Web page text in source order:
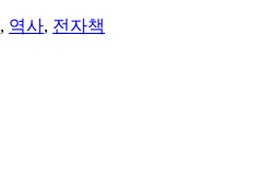
, 역사, 전자책